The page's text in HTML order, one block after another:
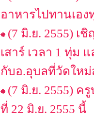
อาหารไปทานเอง
(7 มิ.ย. 2555) เ
เสาร์ เวลา 1 ทุ่ม
กับอ.อุบลที่วัดให
(7 มิ.ย. 2555) ค
ที่ 22 มิ.ย. 2555 นี้